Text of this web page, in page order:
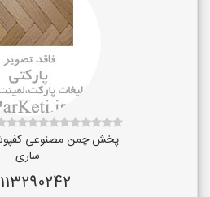
پخش چمن مصنوعی
ساری